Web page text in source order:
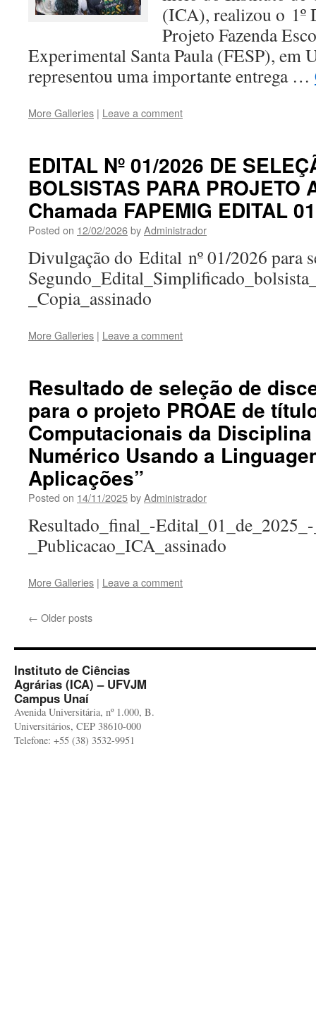
(ICA), realizou o 1º
Projeto Fazenda
Experimental Santa Paula (FESP), em
representou uma importante entrega …
More Galleries | Leave a comment
EDITAL Nº 01/2026 DE
BOLSISTAS PARA PROJETO
Chamada FAPEMIG EDITAL
Posted on 12/02/2026byAdministrador
Divulgação do Edital nº 01/2026 para
_Copia_assinado
More Galleries | Leave a comment
Resultado de seleção de
para o projeto PROAE de
Computacionais da
Numérico Usando a
Aplicações”
Posted on 14/11/2025byAdministrador
Resultado_final_-
_Publicacao_ICA_assinado
More Galleries | Leave a comment
← Older posts
Instituto de Ciências
Agrárias (ICA) – UFVJM
Campus Unaí
Avenida Universitária, nº 1.000, B.
Universitários, CEP 38610-000
Telefone: +55 (38) 3532-9951